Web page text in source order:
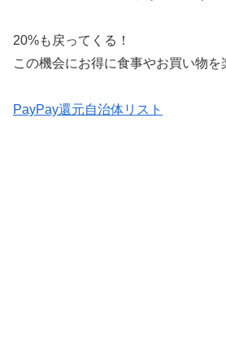
20%も戻ってくる！
この機会にお得に食事やお買い物を
PayPay還元自治体リスト